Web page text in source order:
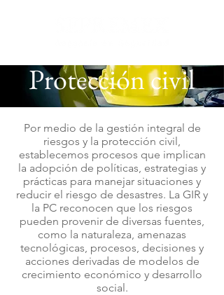
Protección civil
Por medio de la gestión integral de
riesgos y la protección civil,
establecemos procesos que implican
la adopción de políticas, estrategias y
prácticas para manejar situaciones y
reducir el riesgo de desastres. La GIR y
la PC reconocen que los riesgos
pueden provenir de diversas fuentes,
como la naturaleza, amenazas
tecnológicas, procesos, decisiones y
acciones derivadas de modelos de
crecimiento económico y desarrollo
social.